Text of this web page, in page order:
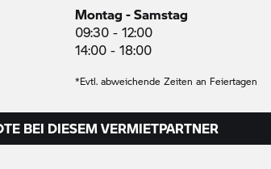
Montag - Samstag
09:30 - 12:00
14:00 - 18:00
*Evtl. abweichende Zeiten an Feiertagen
BEI DIESEM VERMIETPARTNER